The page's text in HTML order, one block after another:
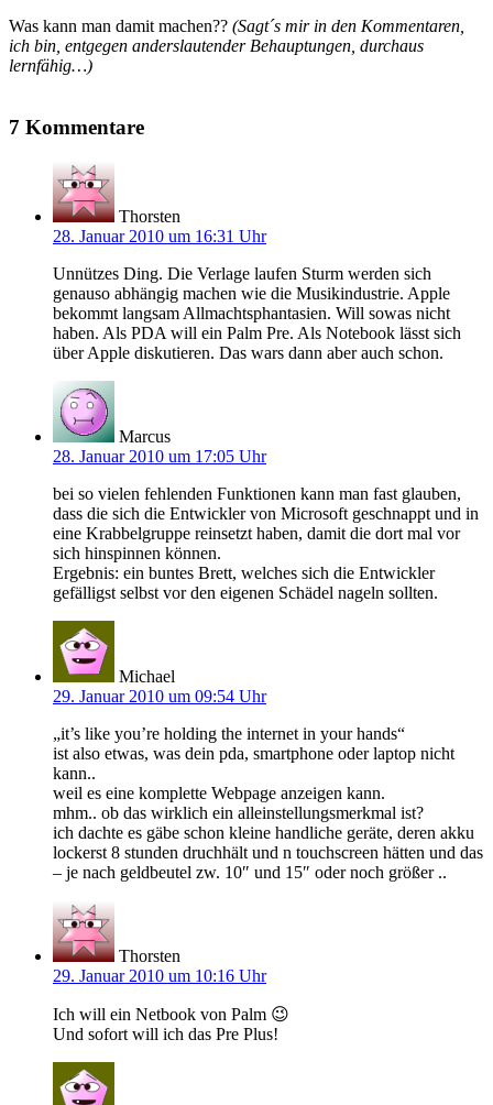
Was kann man damit machen?? (Sagt´s mir in den Kommentaren,
ich bin, entgegen anderslautender Behauptungen, durchaus
lernfähig…)
7 Kommentare
Thorsten
28. Januar 2010 um 16:31 Uhr
Unnützes Ding. Die Verlage laufen Sturm werden sich
genauso abhängig machen wie die Musikindustrie. Apple
bekommt langsam Allmachtsphantasien. Will sowas nicht
haben. Als PDA will ein Palm Pre. Als Notebook lässt sich
über Apple diskutieren. Das wars dann aber auch schon.
Marcus
28. Januar 2010 um 17:05 Uhr
bei so vielen fehlenden Funktionen kann man fast glauben,
dass die sich die Entwickler von Microsoft geschnappt und in
eine Krabbelgruppe reinsetzt haben, damit die dort mal vor
sich hinspinnen können.
Ergebnis: ein buntes Brett, welches sich die Entwickler
gefälligst selbst vor den eigenen Schädel nageln sollten.
Michael
29. Januar 2010 um 09:54 Uhr
„it’s like you’re holding the internet in your hands“
ist also etwas, was dein pda, smartphone oder laptop nicht
kann..
weil es eine komplette Webpage anzeigen kann.
mhm.. ob das wirklich ein alleinstellungsmerkmal ist?
ich dachte es gäbe schon kleine handliche geräte, deren akku
lockerst 8 stunden druchhält und n touchscreen hätten und das
– je nach geldbeutel zw. 10″ und 15″ oder noch größer ..
Thorsten
29. Januar 2010 um 10:16 Uhr
Ich will ein Netbook von Palm 😉
Und sofort will ich das Pre Plus!